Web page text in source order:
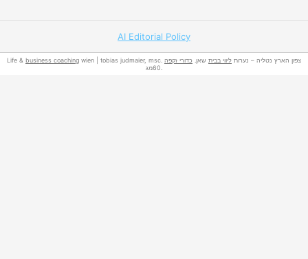
AI Editorial Policy
Life & business coaching wien | tobias judmaier, msc. צפון הארץ נטליה – נערות ליווי בבית שאן. כדורי זקפה